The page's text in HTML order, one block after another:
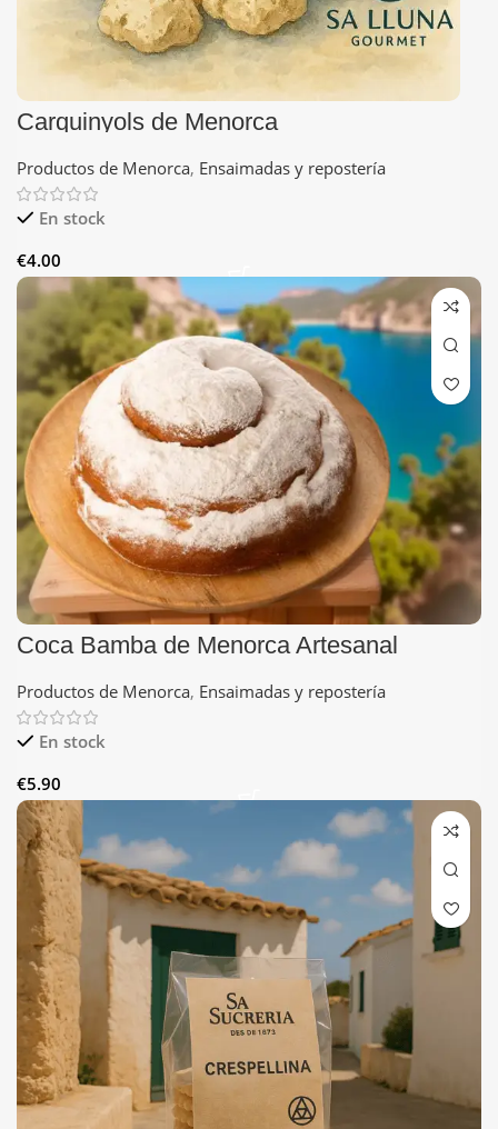
Carquinyols de Menorca
Productos de Menorca, Ensaimadas y repostería
En stock
€4.00
Coca Bamba de Menorca Artesanal
Productos de Menorca, Ensaimadas y repostería
En stock
€5.90